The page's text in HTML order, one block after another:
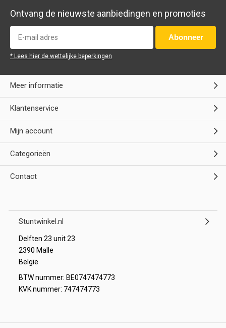
Ontvang de nieuwste aanbiedingen en promoties
Abonneer
* Lees hier de wettelijke beperkingen
Meer informatie
Klantenservice
Mijn account
Categorieën
Contact
Stuntwinkel.nl
Delften 23 unit 23
2390 Malle
Belgie
BTW nummer: BE0747474773
KVK nummer: 747474773